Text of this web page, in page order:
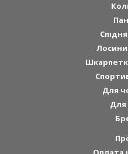
Лосини
Для
Для